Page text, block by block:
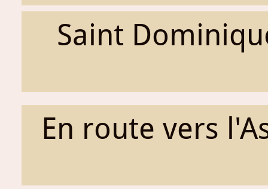
Saint
En route vers